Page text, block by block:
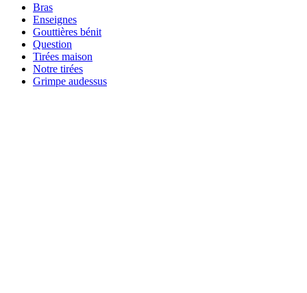
Bras
Enseignes
Gouttières bénit
Question
Tirées maison
Notre tirées
Grimpe audessus